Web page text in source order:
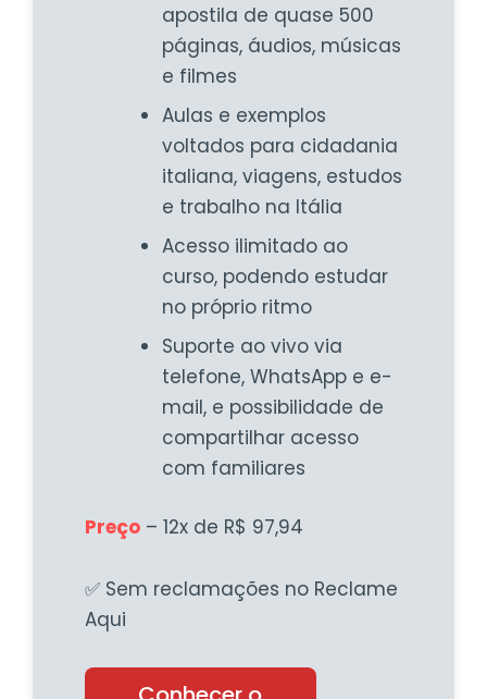
apostila de quase 500
páginas, áudios, músicas
e filmes
Aulas e exemplos
voltados para cidadania
italiana, viagens, estudos
e trabalho na Itália
Acesso ilimitado ao
curso, podendo estudar
no próprio ritmo
Suporte ao vivo via
telefone, WhatsApp e e-
mail, e possibilidade de
compartilhar acesso
com familiares
Preço– 12x de R$ 97,94
✅ Sem reclamações no Reclame
Aqui